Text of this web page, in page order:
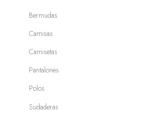
Bermudas
Camisas
Camisetas
Pantalones
Polos
Sudaderas